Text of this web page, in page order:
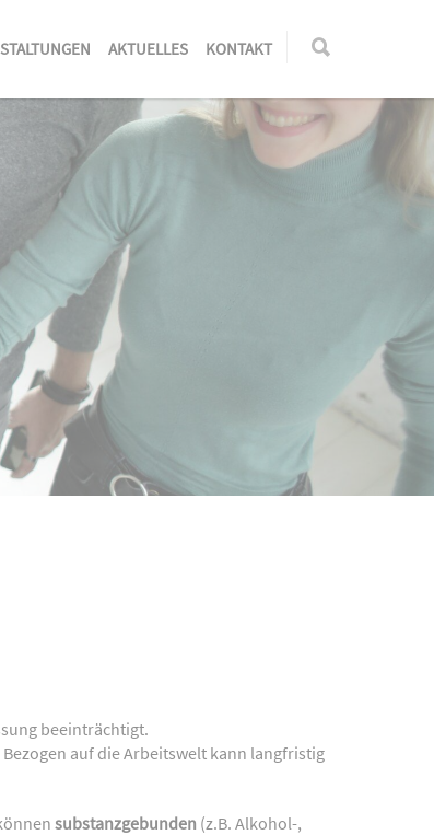
AKTUELLES KONTAKT
beeinträchtigt.
auf die Arbeitswelt kann langfristig
substanzgebunden (z.B. Alkohol-,